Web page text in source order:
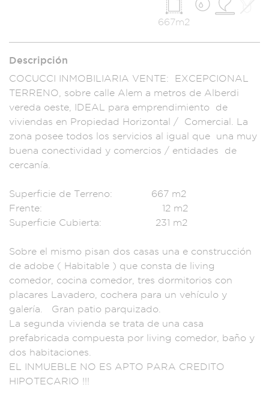
667m2
Descripción
COCUCCI INMOBILIARIA VENTE: EXCEPCIONAL
TERRENO, sobre ca lle Alem a metros de Alberdi
vereda oeste, IDEAL para emprendimiento de
viviendas en Propiedad Horizontal / Comercia l. La
zona posee todos l os servicios al igual que una muy
buena conectividad y comercios / entidades de
cercanía.
Superficie de Terreno:
667 m2
Frente:
12 m2
Superficie Cubierta: 231 m2
Sobre el mismo pisan dos casas una e construcción
de adobe ( Habitable ) que consta de living
comedor, cocina comedor, tres dormitorios con
placares Lavadero, cochera para un vehículo y
galería. Gran patio parquizado
La segunda vivienda se trata de una casa
prefabricada compuesta por living comedor, baño y
dos habitaciones.
EL INMUEBLE NO ES APTO PARA CREDITO
HIPOTECARIO !!!